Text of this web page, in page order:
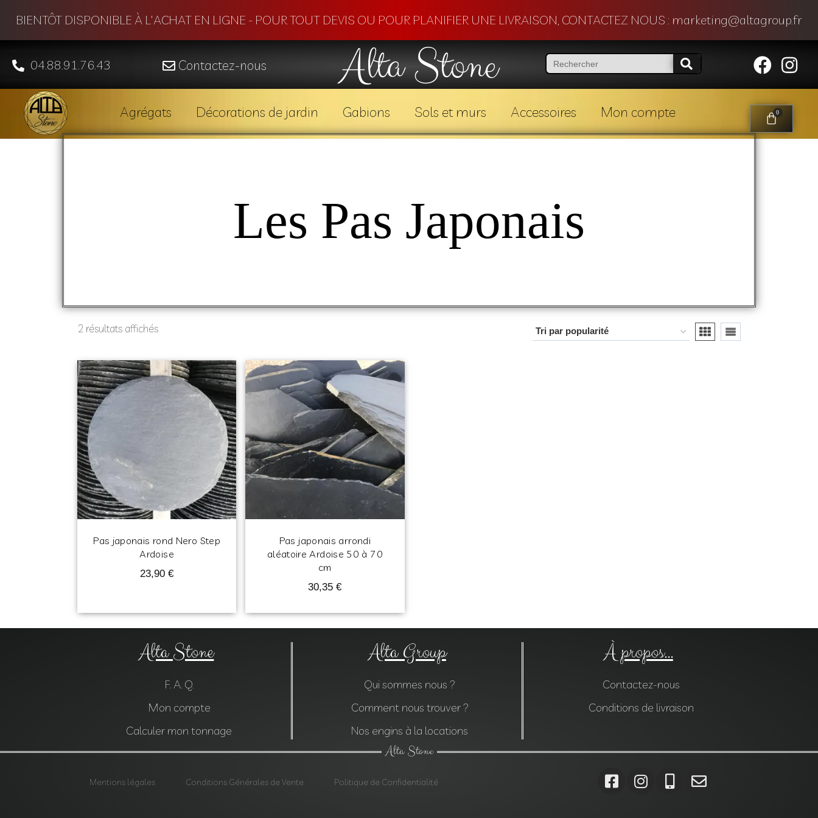
BIENTÔT DISPONIBLE À L'ACHAT EN LIGNE - POUR TOUT DEVIS OU POUR PLANIFIER UNE LIVRAISON, CONTACTEZ NOUS : marketing@altagroup.fr
04.88.91.76.43 Contactez-nous Alta Stone
Agrégats Décorations de jardin Gabions Sols et murs Accessoires Mon compte 0
Les Pas Japonais
2 résultats affichés
Pas japonais rond Nero Step
Ardoise
23,90€
Pas japonais arrondi
aléatoire Ardoise 50 à 70
cm
30,35€
Alta Stone
F. A. Q.
Mon compte
Calculer mon tonnage
Alta Group
Qui sommes nous ?
Comment nous trouver ?
Nos engins à la locations
À propos...
Contactez-nous
Conditions de livraison
Alta Stone
Mentions légales Conditions Générales de Vente Politique de Confidentialité